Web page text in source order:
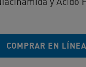
COMPRAR EN LÍNEA